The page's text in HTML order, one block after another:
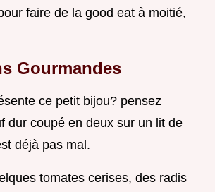
faire de la good eat à moitié,
Gourmandes
ce petit bijou? pensez
dur coupé en deux sur un lit de
déjà pas mal.
tomates cerises, des radis